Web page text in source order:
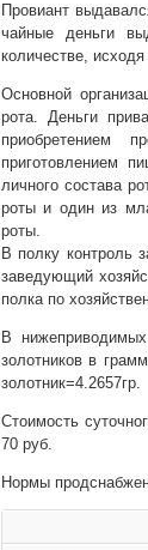
Провиант
чайные деньги
количестве,
Основной
рота. Деньги
приобретением
приготовлением
личного состава
роты и один из
роты.
В полку контроль
заведующий
полка по
В
золотников в
золотник=4.2657гр.
Стоимость
70 руб.
Нормы